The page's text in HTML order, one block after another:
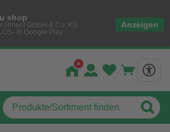
shop
GmbH & Co. KG
In Google Play
Anzeigen